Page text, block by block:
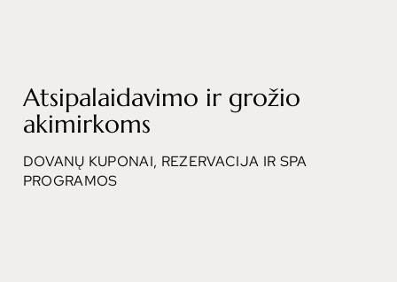
Atsipalaidavimo ir grožio
akimirkoms
DOVANŲ KUPONAI, REZERVACIJA IR SPA
PROGRAMOS